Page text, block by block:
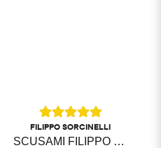
FILIPPO SORCINELLI
SCUSAMI FILIPPO SORCINELLI